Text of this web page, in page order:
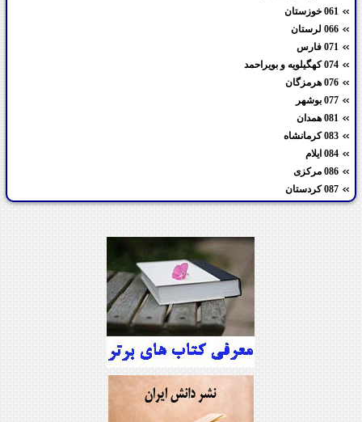
061 خوزستان
066 لرستان
071 فارس
074 کهگیلویه و بویراحمد
076 هرمزگان
077 بوشهر
081 همدان
083 کرمانشاه
084 ایلام
086 مرکزی
087 کردستان